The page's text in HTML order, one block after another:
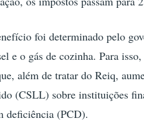
foi determinado pelo
e o gás de cozinha. Para
além de tratar do Reiq,
(CSLL) sobre instituições
deficiência (PCD).